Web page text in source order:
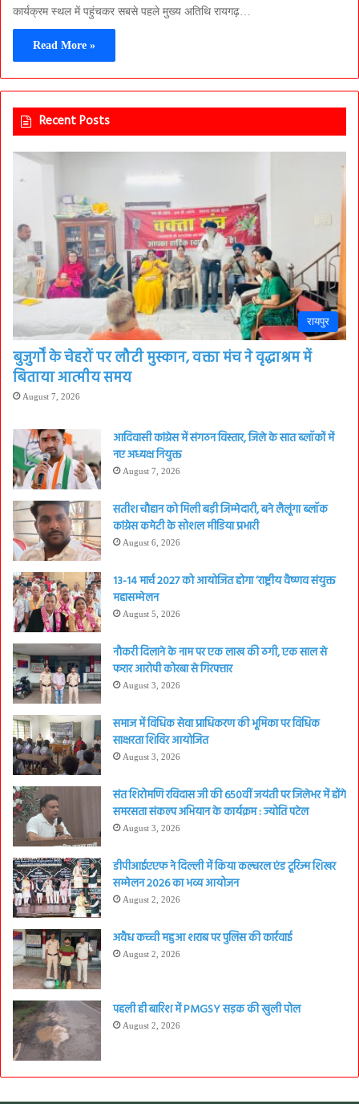
कार्यक्रम स्थल में पहुंचकर सबसे पहले मुख्य अतिथि रायगढ़…
Read More »
Recent Posts
रायपुर
बुजुर्गों के चेहरों पर लौटी मुस्कान, वक्ता मंच ने वृद्धाश्रम में
बिताया आत्मीय समय
August 7, 2026
आदिवासी कांग्रेस में संगठन विस्तार, जिले के सात ब्लॉकों में
नए अध्यक्ष नियुक्त
August 7, 2026
सतीश चौहान को मिली बड़ी जिम्मेदारी, बने लैलूंगा ब्लॉक
कांग्रेस कमेटी के सोशल मीडिया प्रभारी
August 6, 2026
13-14 मार्च 2027 को आयोजित होगा ‘राष्ट्रीय वैष्णव संयुक्त
महासम्मेलन
August 5, 2026
नौकरी दिलाने के नाम पर एक लाख की ठगी, एक साल से
फरार आरोपी कोरबा से गिरफ्तार
August 3, 2026
समाज में विधिक सेवा प्राधिकरण की भूमिका पर विधिक
साक्षरता शिविर आयोजित
August 3, 2026
संत शिरोमणि रविदास जी की 650वीं जयंती पर जिलेभर में होंगे
समरसता संकल्प अभियान के कार्यक्रम : ज्योति पटेल
August 3, 2026
डीपीआईएएफ ने दिल्ली में किया कल्चरल एंड टूरिज्म शिखर
सम्मेलन 2026 का भव्य आयोजन
August 2, 2026
अवैध कच्ची महुआ शराब पर पुलिस की कार्रवाई
August 2, 2026
पहली ही बारिश में PMGSY सड़क की खुली पोल
August 2, 2026